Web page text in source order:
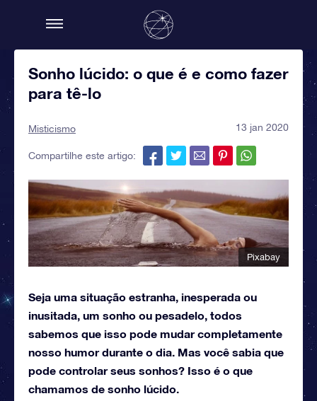
Sonho lúcido: o que é e como fazer
para tê-lo
Misticismo 13 jan 2020
Compartilhe este artigo:
Pixabay
Seja uma situação estranha, inesperada ou
inusitada, um sonho ou pesadelo, todos
sabemos que isso pode mudar completamente
nosso humor durante o dia. Mas você sabia que
pode controlar seus sonhos? Isso é o que
chamamos de sonho lúcido.